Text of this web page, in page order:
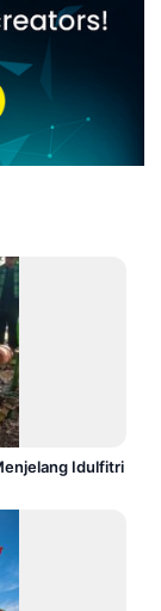
Idulfitri